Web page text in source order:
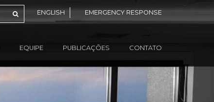
ENGLISH EMERGENCY RESPONSE
EQUIPE PUBLICAÇÕES CONTATO